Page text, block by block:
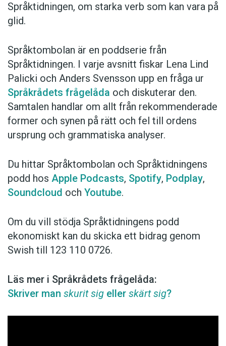
Språktidningen, om starka verb som kan vara på
glid.
Språktombolan är en poddserie från
Språktidningen. I varje avsnitt fiskar Lena Lind
Palicki och Anders Svensson upp en fråga ur
Språkrådets frågelåda och diskuterar den.
Samtalen handlar om allt från rekommenderade
former och synen på rätt och fel till ordens
ursprung och grammatiska analyser.
Du hittar Språktombolan och Språktidningens
podd hos Apple Podcasts, Spotify, Podplay,
Soundcloud och Youtube.
Om du vill stödja Språktidningens podd
ekonomiskt kan du skicka ett bidrag genom
Swish till 123 110 0726.
Läs mer i Språkrådets frågelåda:
Skriver man skurit sig eller skärt sig?